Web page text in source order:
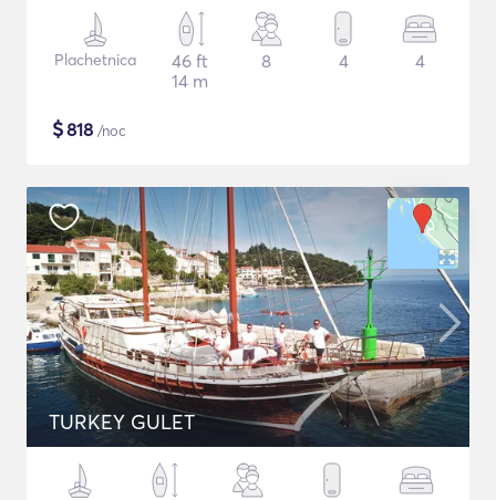
Plachetnica
46 ft
14 m
8 4 4
$818 /noc
TURKEY GULET